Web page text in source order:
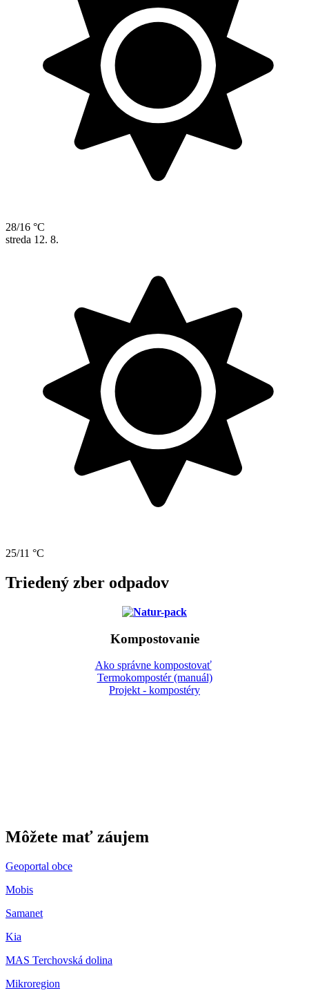
28/16 °C
streda 12. 8.
25/11 °C
Triedený zber odpadov
Kompostovanie
Ako správne kompostovať
Termokompostér (manuál)
Projekt - kompostéry
Môžete mať záujem
Geoportal obce
Mobis
Samanet
Kia
MAS Terchovská dolina
Mikroregion